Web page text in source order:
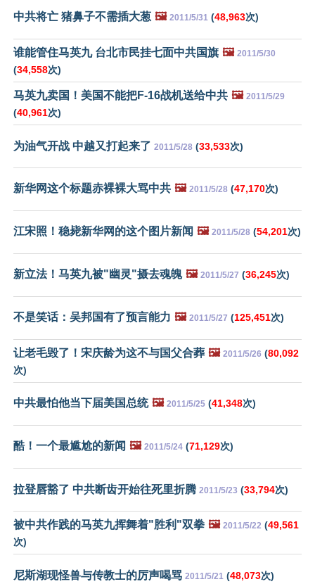
中共将亡 猪鼻子不需插大葱 🖼️ 2011/5/31 (48,963次)
谁能管住马英九 台北市民挂七面中共国旗 🖼️ 2011/5/30
(34,558次)
马英九卖国！美国不能把F-16战机送给中共 🖼️ 2011/5/29
(40,961次)
为油气开战 中越又打起来了 2011/5/28 (33,533次)
新华网这个标题赤裸裸大骂中共 🖼️ 2011/5/28 (47,170次)
江宋照！稳毙新华网的这个图片新闻 🖼️ 2011/5/28 (54,201次)
新立法！马英九被"幽灵"摄去魂魄 🖼️ 2011/5/27 (36,245次)
不是笑话：吴邦国有了预言能力 🖼️ 2011/5/27 (125,451次)
让老毛毁了！宋庆龄为这不与国父合葬 🖼️ 2011/5/26 (80,092
次)
中共最怕他当下届美国总统 🖼️ 2011/5/25 (41,348次)
酷！一个最尴尬的新闻 🖼️ 2011/5/24 (71,129次)
拉登唇豁了 中共断齿开始往死里折腾 2011/5/23 (33,794次)
被中共作践的马英九挥舞着"胜利"双拳 🖼️ 2011/5/22 (49,561
次)
尼斯湖现怪兽与传教士的厉声喝骂 2011/5/21 (48,073次)